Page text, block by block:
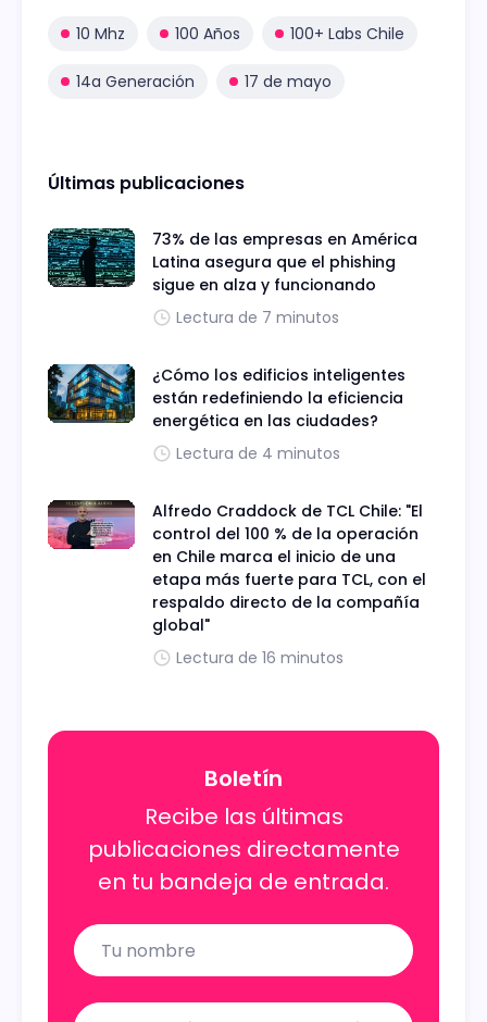
10 Mhz 100 Años 100+ Labs Chile
14a Generación 17 de mayo
Últimas publicaciones
73% de las empresas en América
Latina asegura que el phishing
sigue en alza y funcionando
Lectura de 7 minutos
¿Cómo los edificios inteligentes
están redefiniendo la eficiencia
energética en las ciudades?
Lectura de 4 minutos
Alfredo Craddock de TCL Chile: "El
control del 100 % de la operación
en Chile marca el inicio de una
etapa más fuerte para TCL, con el
respaldo directo de la compañía
global"
Lectura de 16 minutos
Boletín
Recibe las últimas
publicaciones directamente
en tu bandeja de entrada.
Name
Email